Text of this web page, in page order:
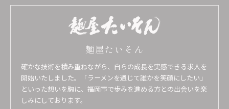
麺屋たいそん
確かな技術を積み重ねながら、自らの成長を実感できる求人を
開始いたしました。「ラーメンを通じて誰かを笑顔にしたい」
といった想いを胸に、福岡市で歩みを進める方との出会いを楽
しみにしております。